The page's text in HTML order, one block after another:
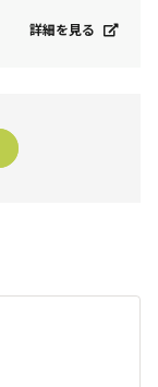
詳細を見る